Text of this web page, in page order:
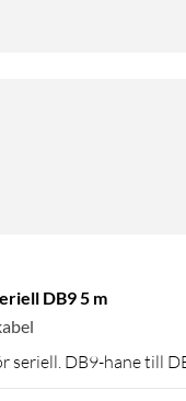
DB9 5 m
seriell. DB9-hane till